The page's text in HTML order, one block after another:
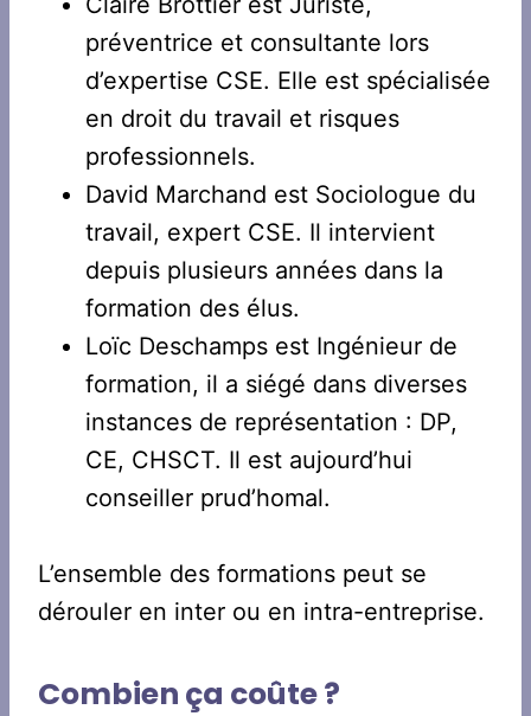
préventrice et consultante lors
d’expertise CSE. Elle est spécialisée
en droit du travail et risques
professionnels.
David Marchand est Sociologue du
travail, expert CSE. Il intervient
depuis plusieurs années dans la
formation des élus.
Loïc Deschamps est Ingénieur de
formation, il a siégé dans diverses
instances de représentation : DP,
CE, CHSCT. Il est aujourd’hui
conseiller prud’homal.
L’ensemble des formations peut se
dérouler en inter ou en intra-entreprise.
Combien ça coûte ?